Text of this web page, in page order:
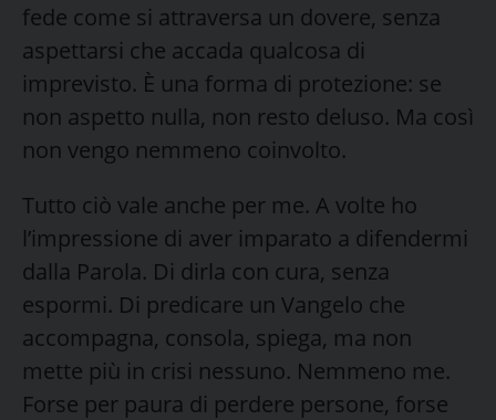
fede come si attraversa un dovere, senza
aspettarsi che accada qualcosa di
imprevisto. È una forma di protezione: se
non aspetto nulla, non resto deluso. Ma così
non vengo nemmeno coinvolto.
Tutto ciò vale anche per me. A volte ho
l’impressione di aver imparato a difendermi
dalla Parola. Di dirla con cura, senza
espormi. Di predicare un Vangelo che
accompagna, consola, spiega, ma non
mette più in crisi nessuno. Nemmeno me.
Forse per paura di perdere persone, forse